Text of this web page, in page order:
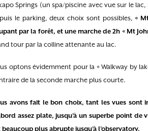
Springs (un spa/piscine avec vue sur le
le parking, deux choix sont possibles, «
par la forêt, et une marche de 2h « Mt
tour par la colline attenante au lac.
optons évidemment pour la « Walkway by
de la seconde marche plus courte.
avons fait le bon choix, tant les vues sont
assez plate, jusqu’à un superbe point
beaucoup plus abrupte jusqu’à l’observatory.